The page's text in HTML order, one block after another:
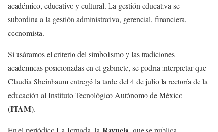
académico, educativo y cultural. La gestión educativa se
subordina a la gestión administrativa, gerencial, financiera,
economista.
Si usáramos el criterio del simbolismo y las tradiciones
académicas posicionadas en el gabinete, se podría interpretar que
Claudia Sheinbaum entregó la tarde del 4 de julio la rectoría de la
educación al Instituto Tecnológico Autónomo de México
(ITAM).